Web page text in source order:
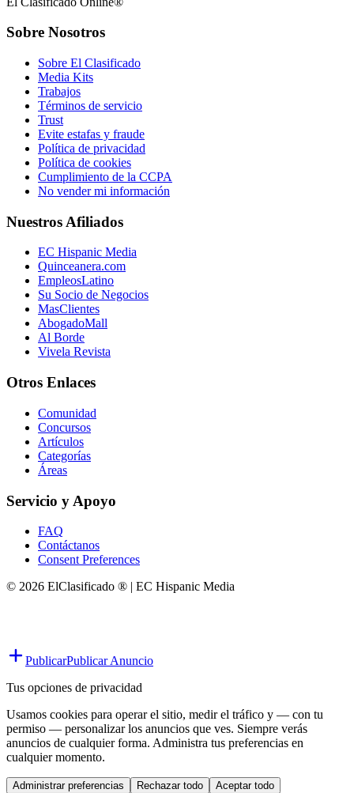
Sobre Nosotros
Sobre El Clasificado
Media Kits
Trabajos
Términos de servicio
Trust
Evite estafas y fraude
Política de privacidad
Política de cookies
Cumplimiento de la CCPA
No vender mi información
Nuestros Afiliados
EC Hispanic Media
Quinceanera.com
EmpleosLatino
Su Socio de Negocios
MasClientes
AbogadoMall
Al Borde
Vivela Revista
Otros Enlaces
Comunidad
Concursos
Artículos
Categorías
Áreas
Servicio y Apoyo
FAQ
Contáctanos
Consent Preferences
© 2026 ElClasificado ® | EC Hispanic Media
PublicarPublicar Anuncio
Tus opciones de privacidad
Usamos cookies para operar el sitio, medir el tráfico y — con tu
permiso — personalizar los anuncios que ves. Siempre verás
anuncios de cualquier forma. Administra tus preferencias en
cualquier momento.
Administrar preferencias Rechazar todo Aceptar todo